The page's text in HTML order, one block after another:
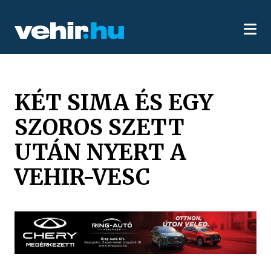
KÉT SIMA ÉS EGY
SZOROS SZETT
UTÁN NYERT A
VEHIR-VESC